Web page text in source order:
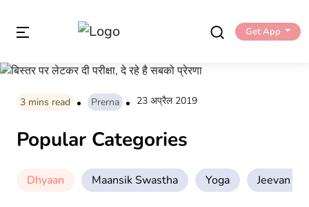
Get App
3 mins read Prerna 23 अप्रैल 2019
Popular Categories
Dhyaan Maansik Swastha Yoga Jeevan